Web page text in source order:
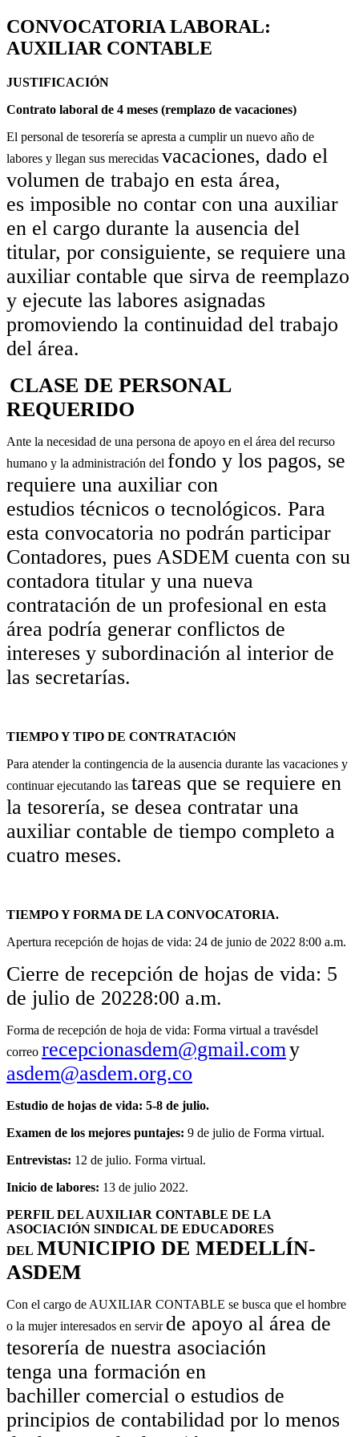
CONVOCATORIA LABORAL:
AUXILIAR CONTABLE
JUSTIFICACIÓN
Contrato laboral de 4 meses (remplazo de vacaciones)
El personal de tesorería se apresta a cumplir un nuevo año de
labores y llegan sus merecidas vacaciones, dado el
volumen de trabajo en esta área,
es imposible no contar con una auxiliar
en el cargo durante la ausencia del
titular, por consiguiente, se requiere una
auxiliar contable que sirva de reemplazo
y ejecute las labores asignadas
promoviendo la continuidad del trabajo
del área.
CLASE DE PERSONAL
REQUERIDO
Ante la necesidad de una persona de apoyo en el área del recurso
humano y la administración del fondo y los pagos, se
requiere una auxiliar con
estudios técnicos o tecnológicos. Para
esta convocatoria no podrán participar
Contadores, pues ASDEM cuenta con su
contadora titular y una nueva
contratación de un profesional en esta
área podría generar conflictos de
intereses y subordinación al interior de
las secretarías.
TIEMPO Y TIPO DE CONTRATACIÓN
Para atender la contingencia de la ausencia durante las vacaciones y
continuar ejecutando las tareas que se requiere en
la tesorería, se desea contratar una
auxiliar contable de tiempo completo a
cuatro meses.
TIEMPO Y FORMA DE LA CONVOCATORIA.
Apertura recepción de hojas de vida: 24 de junio de 2022 8:00 a.m.
Cierre de recepción de hojas de vida: 5
de julio de 20228:00 a.m.
Forma de recepción de hoja de vida: Forma virtual a travésdel
correo recepcionasdem@gmail.comy
asdem@asdem.org.co
Estudio de hojas de vida: 5-8 de julio.
Examen de los mejores puntajes: 9 de julio de Forma virtual.
Entrevistas: 12 de julio. Forma virtual.
Inicio de labores: 13 de julio 2022.
PERFIL DEL AUXILIAR CONTABLE DE LA
ASOCIACIÓN SINDICAL DE EDUCADORES
DEL MUNICIPIO DE MEDELLÍN-
ASDEM
Con el cargo de AUXILIAR CONTABLE se busca que el hombre
o la mujer interesados en servir de apoyo al área de
tesorería de nuestra asociación
tenga una formación en
bachiller comercial o estudios de
principios de contabilidad por lo menos